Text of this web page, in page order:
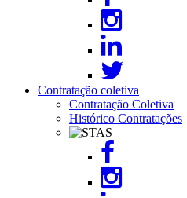
Contratação coletiva
Contratação Coletiva
Histórico Contratações
Image